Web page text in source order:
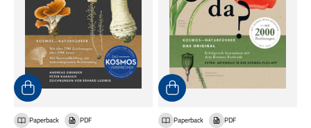
Paperback PDF Paperback PDF